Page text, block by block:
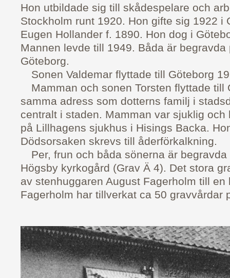
Hon utbildade sig till skådespelare och
Stockholm runt 1920. Hon gifte sig 1922 i
Eugen Hollander f. 1890. Hon dog i
Mannen levde till 1949. Båda är
Göteborg.
Sonen Valdemar flyttade till Göteborg
Mamman och sonen Torsten flyttade till
samma adress som dotterns familj i
centralt i staden. Mamman var sjuklig och
på Lillhagens sjukhus i Hisings Backa.
Dödsorsaken skrevs till åderförkalkning.
Per, frun och båda sönerna är
Högsby kyrkogård (Grav Ä 4). Det stora
av stenhuggaren August Fagerholm till
Fagerholm har tillverkat ca 50 gravvårdar